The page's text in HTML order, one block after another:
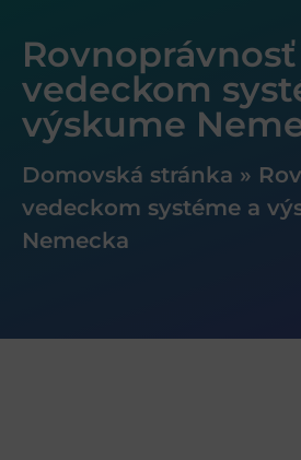
vedeckom
výskume
Domovská stránka »
vedeckom systéme a
Nemecka